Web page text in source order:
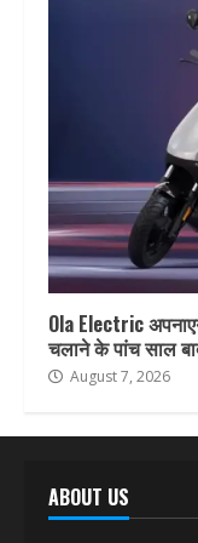
Ola Electric
चलाने के पांच साल
August 7, 2026
ABOUT US